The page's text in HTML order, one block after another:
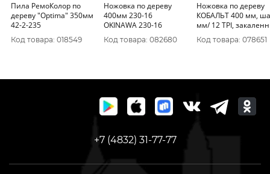
Пила РемоКолор по
дереву "Optima" 350мм
42-2-235
Код товара: 018549
Ножовка по дереву
400мм 230-16
OKINAWA 230-16
Код товара: 082680
Ножовка по дереву
КОБАЛЬТ 400 мм, шаг 2
мм/ 12 TPI, закаленный
зуб, 3D-заточка, 248-
795
Код товара: 078651
+7 (4832) 31-77-77